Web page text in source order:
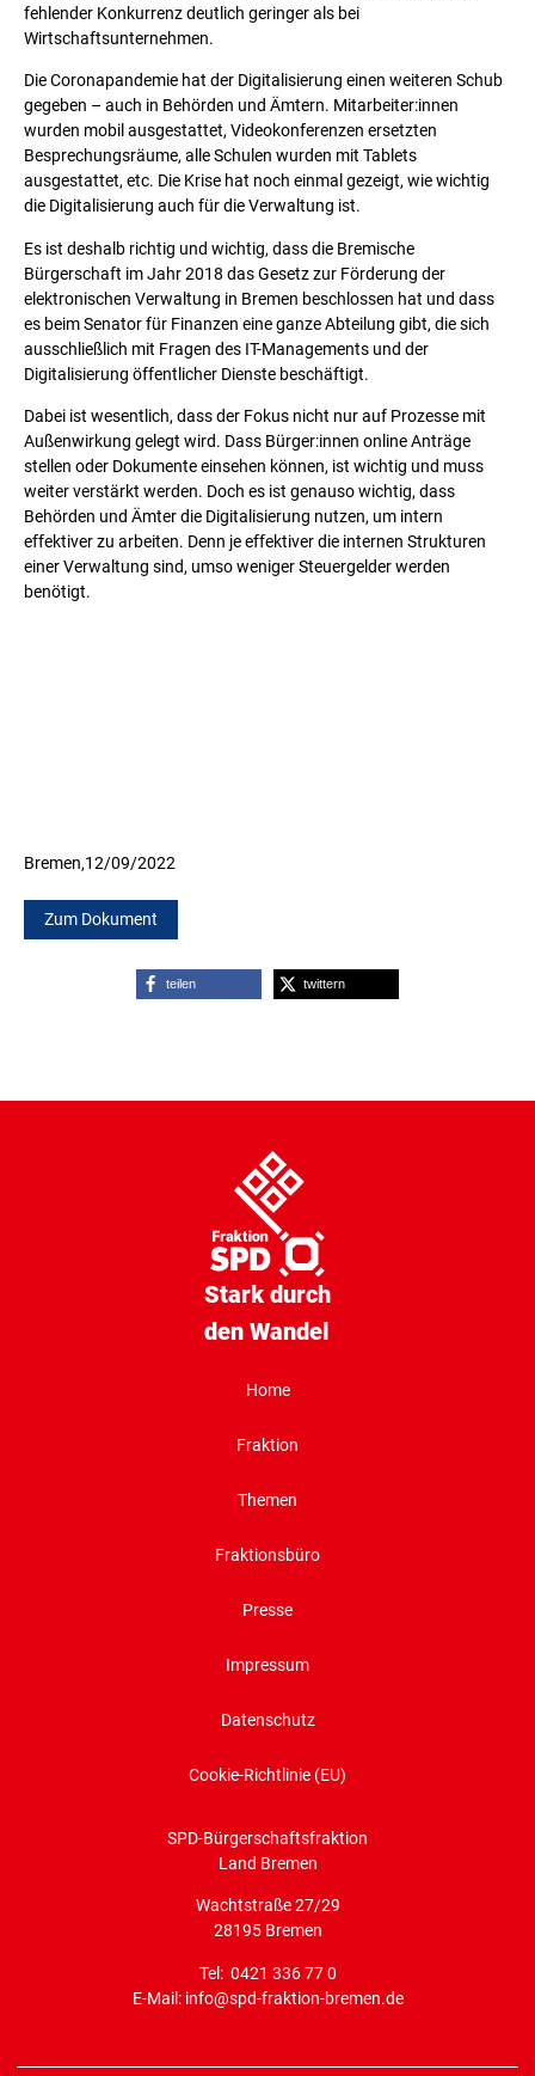
fehlender Konkurrenz deutlich geringer als bei
Wirtschaftsunternehmen.
Die Coronapandemie hat der Digitalisierung einen weiteren Schub
gegeben – auch in Behörden und Ämtern. Mitarbeiter:innen
wurden mobil ausgestattet, Videokonferenzen ersetzten
Besprechungsräume, alle Schulen wurden mit Tablets
ausgestattet, etc. Die Krise hat noch einmal gezeigt, wie wichtig
die Digitalisierung auch für die Verwaltung ist.
Es ist deshalb richtig und wichtig, dass die Bremische
Bürgerschaft im Jahr 2018 das Gesetz zur Förderung der
elektronischen Verwaltung in Bremen beschlossen hat und dass
es beim Senator für Finanzen eine ganze Abteilung gibt, die sich
ausschließlich mit Fragen des IT-Managements und der
Digitalisierung öffentlicher Dienste beschäftigt.
Dabei ist wesentlich, dass der Fokus nicht nur auf Prozesse mit
Außenwirkung gelegt wird. Dass Bürger:innen online Anträge
stellen oder Dokumente einsehen können, ist wichtig und muss
weiter verstärkt werden. Doch es ist genauso wichtig, dass
Behörden und Ämter die Digitalisierung nutzen, um intern
effektiver zu arbeiten. Denn je effektiver die internen Strukturen
einer Verwaltung sind, umso weniger Steuergelder werden
benötigt.
Bremen,12/09/2022
Zum Dokument
teilen twittern
Stark durch
den Wandel
Home
Fraktion
Themen
Fraktionsbüro
Presse
Impressum
Datenschutz
Cookie-Richtlinie (EU)
SPD-Bürgerschaftsfraktion
Land Bremen
Wachtstraße 27/29
28195 Bremen
Tel: 0421 336 77 0
E-Mail: info@spd-fraktion-bremen.de